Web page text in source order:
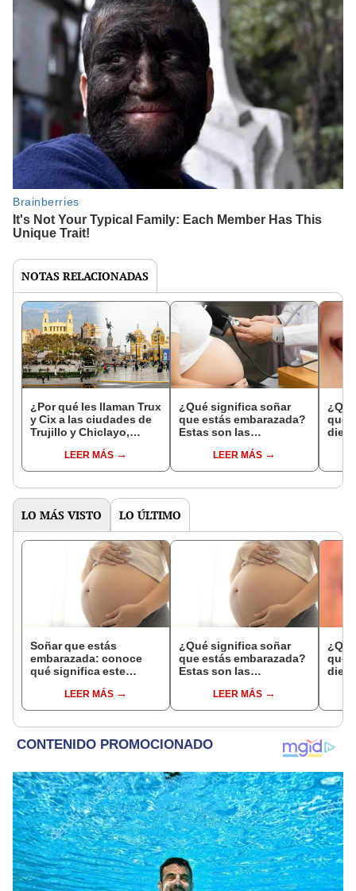
NOTAS RELACIONADAS
¿Por qué les llaman Trux
y Cix a las ciudades de
Trujillo y Chiclayo,
LEER MÁS
¿Qué significa soñar
que estás embarazada?
Estas son las
comunesLEER MÁS
que
LO MÁS VISTO LO ÚLTIMO
Soñar que estás
embarazada: conoce
qué significa este
LEER MÁS
¿Qué significa soñar
que estás embarazada?
Estas son las
comunesLEER MÁS
que